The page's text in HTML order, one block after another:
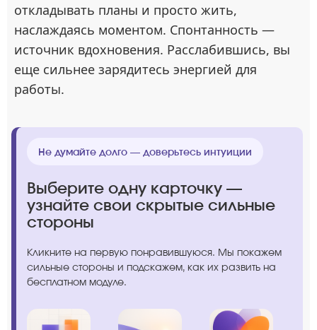
откладывать планы и просто жить,
наслаждаясь моментом. Спонтанность —
источник вдохновения. Расслабившись, вы
еще сильнее зарядитесь энергией для
работы.
Не думайте долго — доверьтесь интуиции
Выберите одну карточку —
узнайте свои скрытые сильные
стороны
Кликните на первую понравившуюся. Мы покажем
сильные стороны и подскажем, как их развить на
бесплатном модуле.